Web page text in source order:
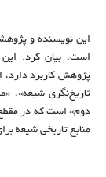
این نویسنده و
تاریخ‌نگری شیعه»،
دوم» است که در
منابع تاریخی شیعه